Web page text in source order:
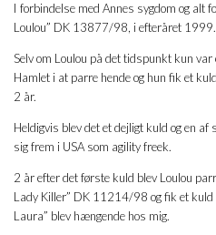
I forbindelse med Annes sygdom og alt
Loulou” DK 13877/98, i efteråret 1999.
Selv om Loulou på det tidspunkt kun
Hamlet i at parre hende og hun fik et
2 år.
Heldigvis blev det et dejligt kuld og en af
sig frem i USA som agility freek.
2 år efter det første kuld blev Loulou
Lady Killer” DK 11214/98 og fik et kuld
Laura” blev hængende hos mig.